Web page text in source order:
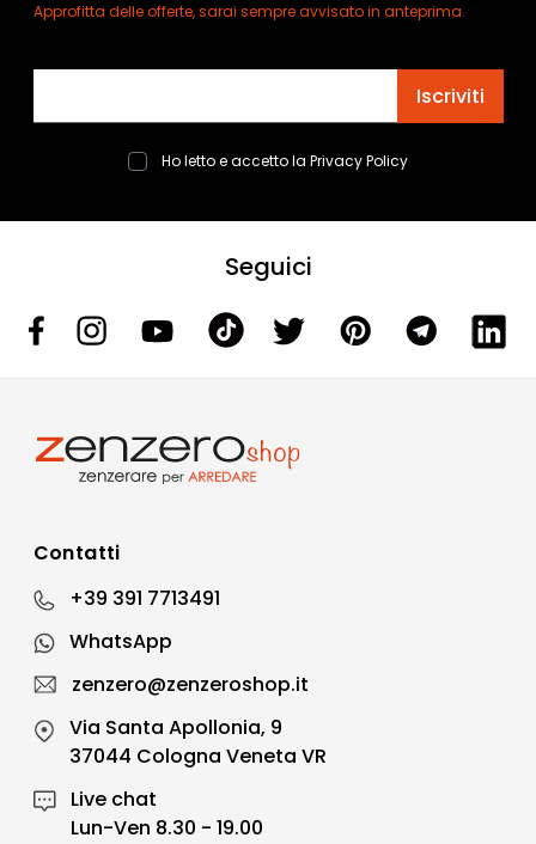
Approfitta delle offerte, sarai sempre avvisato in anteprima.
Iscriviti
Ho letto e accetto la Privacy Policy
Seguici
Contatti
+39 391 7713491
WhatsApp
zenzero@zenzeroshop.it
Via Santa Apollonia, 9
37044 Cologna Veneta VR
Live chat
Lun-Ven 8.30 - 19.00